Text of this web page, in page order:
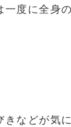
一度に全身
きなどが気